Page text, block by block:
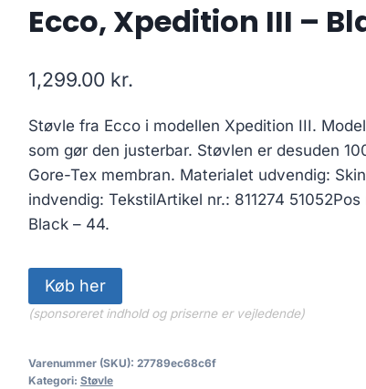
Ecco, Xpedition III –
1,299.00 kr.
Støvle fra Ecco i modellen Xpedition III.
som gør den justerbar. Støvlen er desuden
Gore-Tex membran. Materialet udvendig:
indvendig: TekstilArtikel nr.: 811274
Black – 44.
Køb her
(sponsoreret indhold og priserne er vejledende)
Varenummer (SKU): 27789ec68c6f
Kategori: Støvle